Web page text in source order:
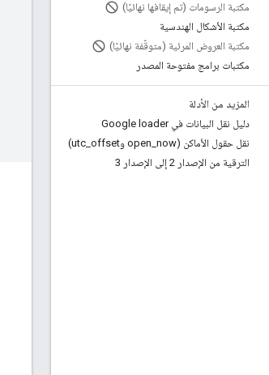
مكتبة الرسومات (تم إيقافها نهائيًا)
مكتبة الأشكال الهندسية
مكتبة العروض المرئية (متوقّفة نهائيًا)
مكتبات برامج مفتوحة المصدر
المزيد من الأدلة
دليل نقل البيانات في Google loader
نقل حقول الأماكن (opennow وutc
offset)
الترقية من الإصدار 2 إلى الإصدار 3